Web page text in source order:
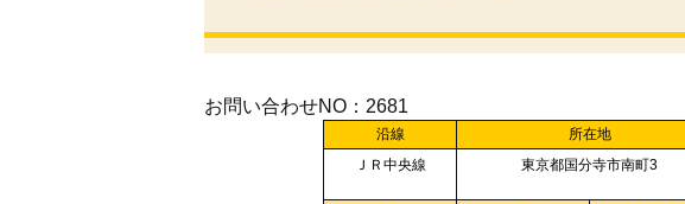
お問い合わせNO：2681
沿線 所在地
ＪＲ中央線
東京都国分寺市南町3